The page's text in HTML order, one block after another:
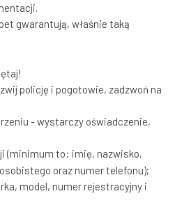
gwarantują, właśnie taką
policję i pogotowie, zadzwoń na
- wystarczy oświadczenie,
(minimum to: imię, nazwisko,
oraz numer telefonu);
model, numer rejestracyjny i